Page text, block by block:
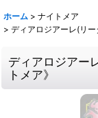
ホーム > ナイトメア
> ディアロジアーレ(リ
ディアロジアー
トメア》